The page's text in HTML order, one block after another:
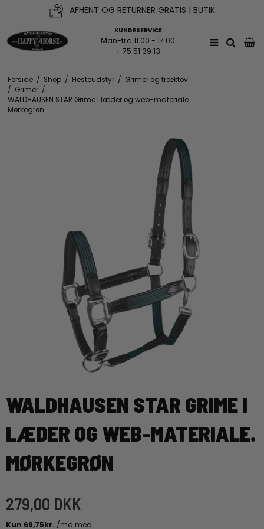
AFHENT OG RETURNER GRATIS | BUTIK
KUNDESERVICE
Man-fre 11.00 - 17.00
+ 75 51 39 13
Forside / Shop / Hesteudstyr / Grimer og træktov
/ Grimer /
WALDHAUSEN STAR Grime i læder og web-materiale.
Mørkegrøn
WALDHAUSEN STAR GRIME I
LÆDER OG WEB-MATERIALE.
MØRKEGRØN
279,00 DKK